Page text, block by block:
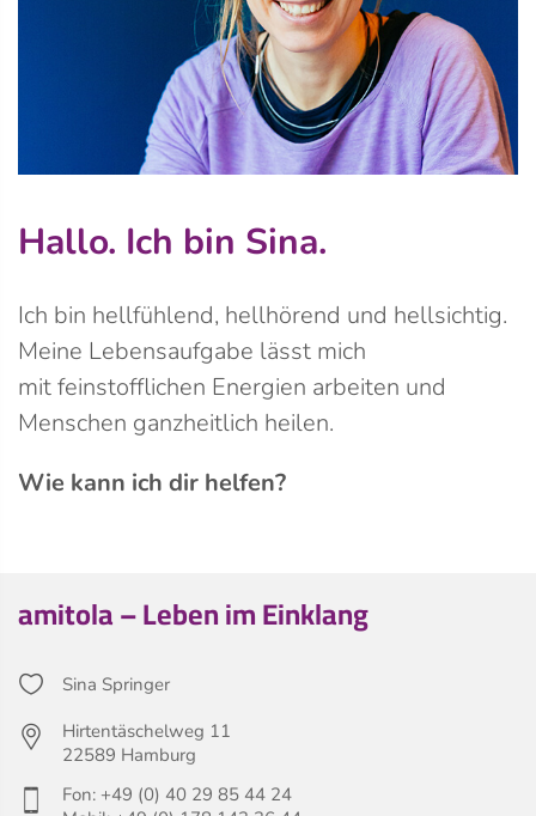
Hallo. Ich bin Sina.
Ich bin hellfühlend, hellhörend und hellsichtig.
Meine Lebensaufgabe lässt mich
mitfeinstofflichen Energien arbeiten und
Menschen ganzheitlich heilen.
Wie kann ich dir helfen?
amitola – Leben im Einklang
Sina Springer
Hirtentäschelweg 11
22589 Hamburg
Fon: +49 (0) 40 29 85 44 24